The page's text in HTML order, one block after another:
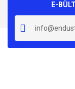
Ürün resmi
Ürün
Ürün
Ürün fiyatı
E-